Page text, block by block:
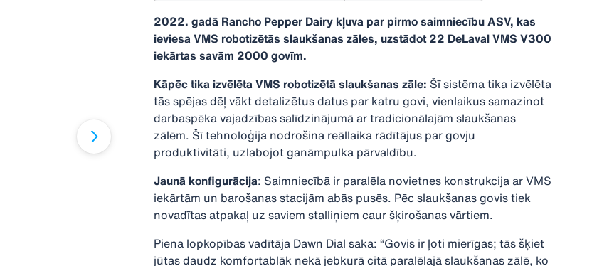
2022. gadā Rancho Pepper Dairy kļuva par pirmo saimniecību ASV, kas
ieviesa VMS robotizētās slaukšanas zāles, uzstādot 22 DeLaval VMS V300
iekārtas savām 2000 govīm.
Kāpēc tika izvēlēta VMS robotizētā slaukšanas zāle: Šī sistēma tika izvēlēta
tās spējas dēļ vākt detalizētus datus par katru govi, vienlaikus samazinot
darbaspēka vajadzības salīdzinājumā ar tradicionālajām slaukšanas
zālēm. Šī tehnoloģija nodrošina reāllaika rādītājus par govju
produktivitāti, uzlabojot ganāmpulka pārvaldību.
Jaunā konfigurācija: Saimniecībā ir paralēla novietnes konstrukcija ar VMS
iekārtām un barošanas stacijām abās pusēs. Pēc slaukšanas govis tiek
novadītas atpakaļ uz saviem stalliņiem caur šķirošanas vārtiem.
Piena lopkopības vadītāja Dawn Dial saka: “Govis ir ļoti mierīgas; tās šķiet
jūtas daudz komfortablāk nekā jebkurā citā paralēlajā slaukšanas zālē, ko